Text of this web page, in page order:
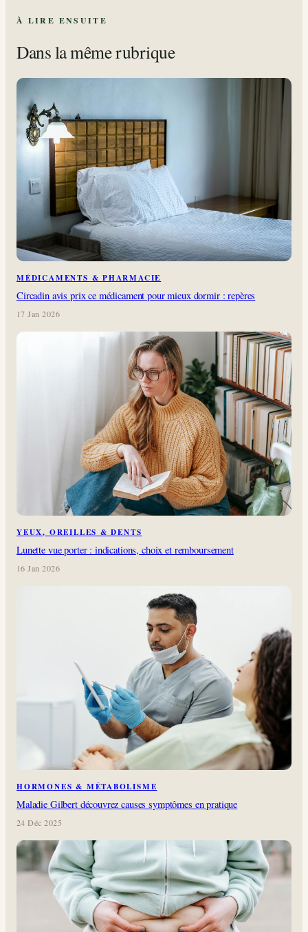
À LIRE ENSUITE
Dans la même rubrique
MÉDICAMENTS & PHARMACIE
Circadin avis prix ce médicament pour mieux dormir : repères
17 Jan 2026
YEUX, OREILLES & DENTS
Lunette vue porter : indications, choix et remboursement
16 Jan 2026
HORMONES & MÉTABOLISME
Maladie Gilbert découvrez causes symptômes en pratique
24 Déc 2025